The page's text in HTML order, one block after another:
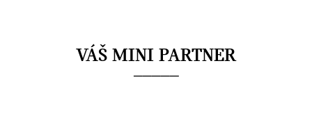
VÁŠ MINI PARTNER